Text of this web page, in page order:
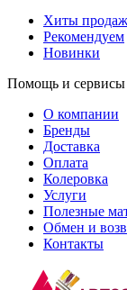
Хиты продаж
Рекомендуем
Новинки
Помощь и сервисы
О компании
Бренды
Доставка
Оплата
Колеровка
Услуги
Полезные
Обмен и
Контакты